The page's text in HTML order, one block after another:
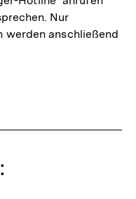
Nur
werden anschließend